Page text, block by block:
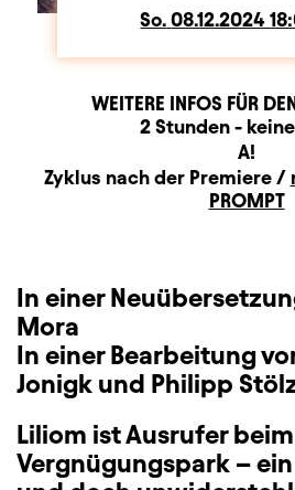
So. Sonntag
08.12.2024
WEITERE INFOS FÜR
BeschreibungInformation
Dauer und Pausen2 Stunden -
A!
Zusatzinformation
Zyklus nach der Premiere /
PROMPT
In einer
Mora
In einer Bearbeitung
Jonigk und Philipp
Liliom ist Ausrufer
Vergnügungspark –